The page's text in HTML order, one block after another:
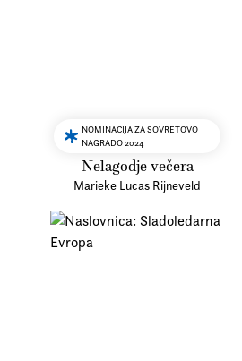
NOMINACIJA ZA SOVRETOVO
NAGRADO 2024
Nelagodje večera
Marieke Lucas Rijneveld